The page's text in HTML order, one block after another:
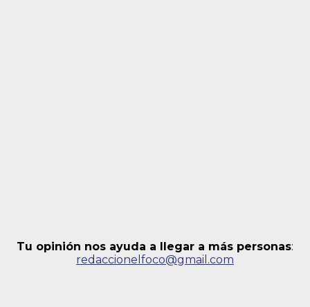
Tu opinión nos ayuda a llegar a más personas:
redaccionelfoco@gmail.com